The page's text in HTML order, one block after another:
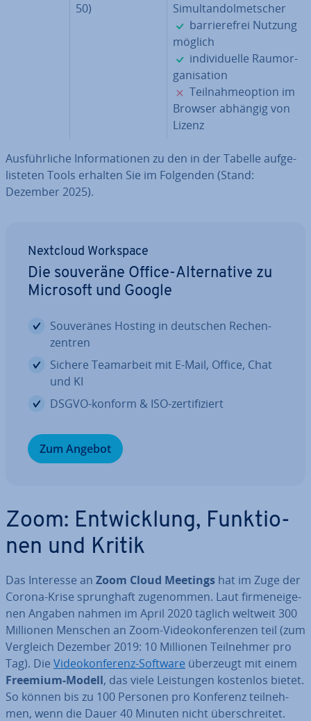
50)
Si­mul­tan­dol­met­scher
✓
bar­rie­re­frei Nutzung
möglich
✓
in­di­vi­du­el­le Raum­or­
ga­ni­sa­ti­on
✗
Teil­nah­me­op­ti­on im
Browser abhängig von
Lizenz
Aus­führ­li­che In­for­ma­tio­nen zu den in der Tabelle auf­ge­
lis­te­ten Tools erhalten Sie im Folgenden (Stand:
Dezember 2025).
Nextcloud Workspace
Die souveräne Office-Al­ter­na­ti­ve zu
Microsoft und Google
Sou­ve­rä­nes Hosting in deutschen Re­chen­
zen­tren
Sichere Team­ar­beit mit E-Mail, Office, Chat
und KI
DSGVO-konform & ISO-zer­ti­fi­ziert
Zum Angebot
Zoom: Ent­wick­lung, Funk­tio­
nen und Kritik
Das Interesse an Zoom Cloud Meetings hat im Zuge der
Corona-Krise sprung­haft zu­ge­nom­men. Laut fir­men­ei­ge­
nen Angaben nahmen im April 2020 täglich weltweit 300
Millionen Menschen an Zoom-Vi­deo­kon­fe­ren­zen teil (zum
Vergleich Dezember 2019: 10 Millionen Teil­neh­mer pro
Tag). Die Vi­deo­kon­fe­renz-Software überzeugt mit einem
Freemium-Modell, das viele Leis­tun­gen kostenlos bietet.
So können bis zu 100 Personen pro Konferenz teil­neh­
men, wenn die Dauer 40 Minuten nicht über­schrei­tet.